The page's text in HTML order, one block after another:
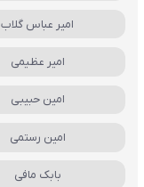
امیر عباس گلاب
امیر عظیمی
امین حبیبی
امین رستمی
بابک مافی